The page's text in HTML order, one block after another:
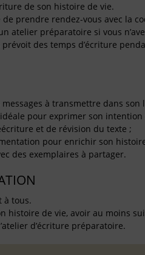
de son histoire de vie.
de prendre rendez-vous avec la
atelier préparatoire si vous
prévoit des temps d’écriture
à transmettre dans son
pour exprimer son intention
et de révision du texte ;
pour enrichir son
des exemplaires à partager.
à tous.
histoire de vie, avoir au moins
d’écriture préparatoire.